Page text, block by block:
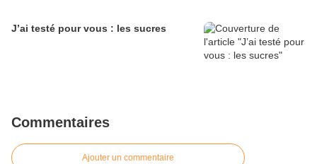
J’ai testé pour vous : les sucres
Commentaires
Ajouter un commentaire